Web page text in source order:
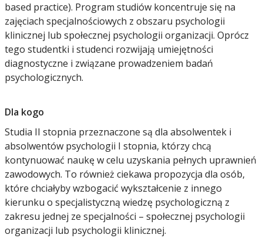
based practice). Program studiów koncentruje się na
zajęciach specjalnościowych z obszaru psychologii
klinicznej lub społecznej psychologii organizacji. Oprócz
tego studentki i studenci rozwijają umiejętności
diagnostyczne i związane prowadzeniem badań
psychologicznych.
Dla kogo
Studia II stopnia przeznaczone są dla absolwentek i
absolwentów psychologii I stopnia, którzy chcą
kontynuować naukę w celu uzyskania pełnych uprawnień
zawodowych. To również ciekawa propozycja dla osób,
które chciałyby wzbogacić wykształcenie z innego
kierunku o specjalistyczną wiedzę psychologiczną z
zakresu jednej ze specjalności – społecznej psychologii
organizacji lub psychologii klinicznej.